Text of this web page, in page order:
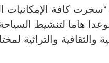
كافة الإمكانيات
هاما لتنشيط السياحة
والثقافية والتراثية